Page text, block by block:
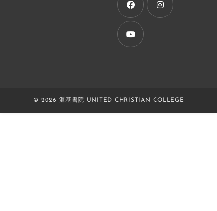
Opens
in
tab
© 2026 滙基書院 UNITED CHRISTIAN COLLEGE